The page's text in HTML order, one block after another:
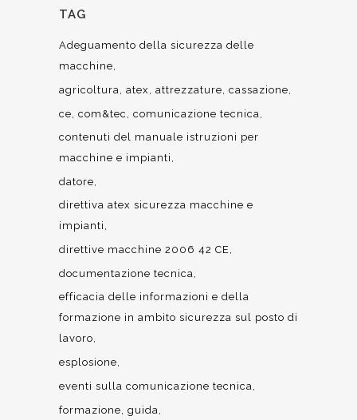
TAG
Adeguamento della sicurezza delle
macchine
agricoltura atex attrezzature cassazione
ce com&tec
comunicazione tecnica
contenuti del manuale istruzioni per
macchine e impianti
datore
direttiva atex sicurezza macchine e
impianti
direttive macchine 2006 42 CE
documentazione tecnica
efficacia delle informazioni e della
formazione in ambito sicurezza sul posto di
lavoro
esplosione
eventi sulla comunicazione tecnica
formazione guida